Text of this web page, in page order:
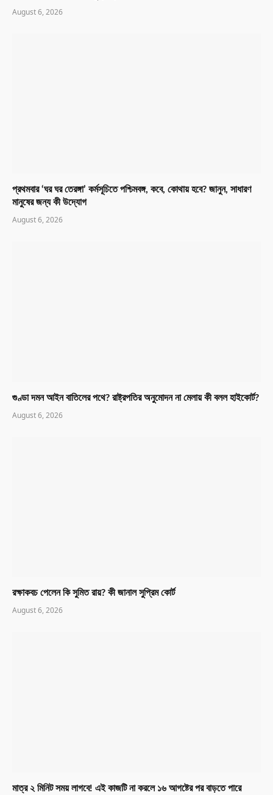
August 6, 2026
প্রথমবার ‘ঘর ঘর তেরঙ্গা’ কর্মসূচিতে পশ্চিমবঙ্গ, কবে, কোথায় হবে? জানুন, সাধারণ
মানুষের জন্য কী উদ্যোগ
August 6, 2026
গুণ্ডা দমন আইন বাতিলের পথে? রাষ্ট্রপতির অনুমোদন না মেলায় কী বলল হাইকোর্ট?
August 6, 2026
রক্ষাকবচ পেলেন কি সুমিত রায়? কী জানাল সুপ্রিম কোর্ট
August 6, 2026
মাত্র ২ মিনিট সময় লাগবে! এই কাজটি না করলে ১৬ আগষ্টের পর বাড়তে পারে